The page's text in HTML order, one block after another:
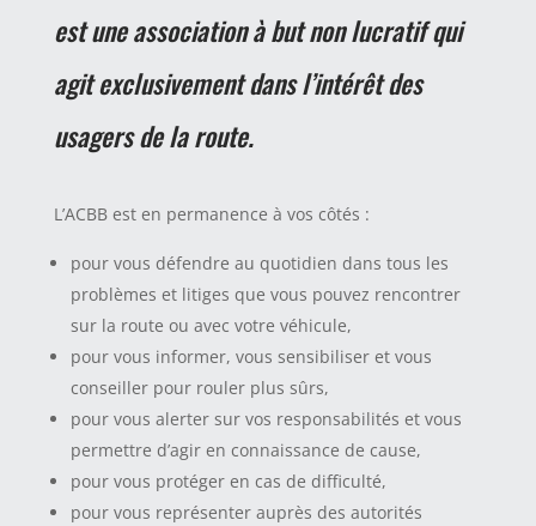
est une association à but non lucratif qui
agit exclusivement dans l’intérêt des
usagers de la route.
L’ACBB est en permanence à vos côtés :
pour vous défendre au quotidien dans tous les
problèmes et litiges que vous pouvez rencontrer
sur la route ou avec votre véhicule,
pour vous informer, vous sensibiliser et vous
conseiller pour rouler plus sûrs,
pour vous alerter sur vos responsabilités et vous
permettre d’agir en connaissance de cause,
pour vous protéger en cas de difficulté,
pour vous représenter auprès des autorités